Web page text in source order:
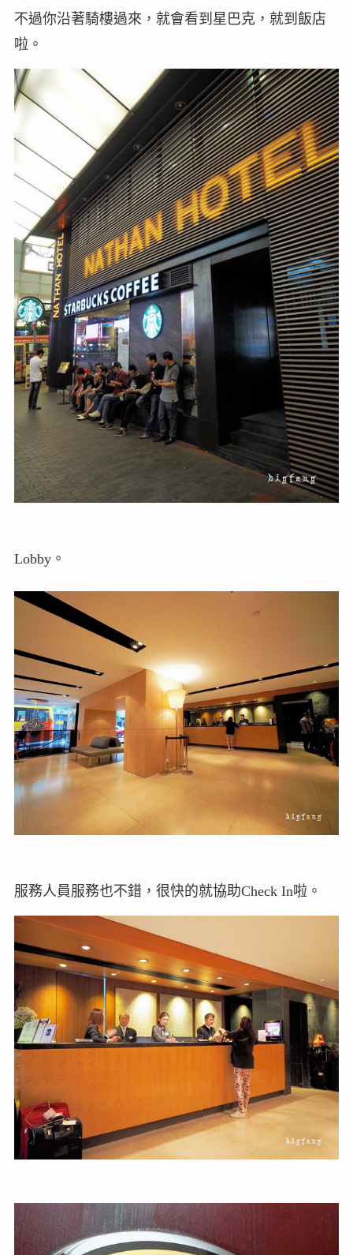
不過你沿著騎樓過來，就會看到星巴克，就到飯店
啦。
Lobby。
服務人員服務也不錯，很快的就協助Check In啦。